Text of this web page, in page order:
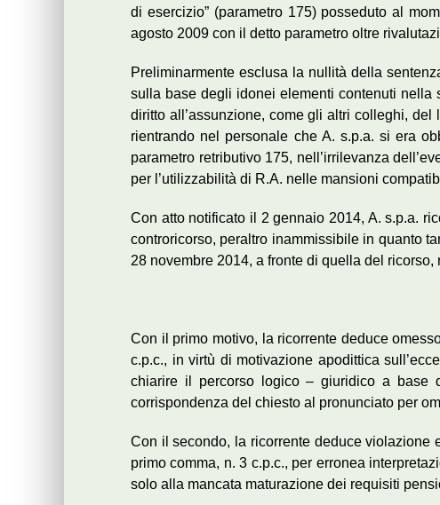
di esercizio” (parametro 175) posseduto al
agosto 2009 con il detto parametro oltre
Preliminarmente esclusa la nullità della
sulla base degli idonei elementi contenuti nella
diritto all’assunzione, come gli altri colleghi,
rientrando nel personale che A. s.p.a. si era
parametro retributivo 175, nell’irrilevanza
per l’utilizzabilità di R.A. nelle mansioni
Con atto notificato il 2 gennaio 2014, A. s.p.a.
controricorso, peraltro inammissibile in quanto
28 novembre 2014, a fronte di quella del
Con il primo motivo, la ricorrente deduce
c.p.c., in virtù di motivazione apodittica
chiarire il percorso logico – giuridico a base
corrispondenza del chiesto al pronunciato per
Con il secondo, la ricorrente deduce violazione
primo comma, n. 3 c.p.c., per erronea
solo alla mancata maturazione dei requisiti